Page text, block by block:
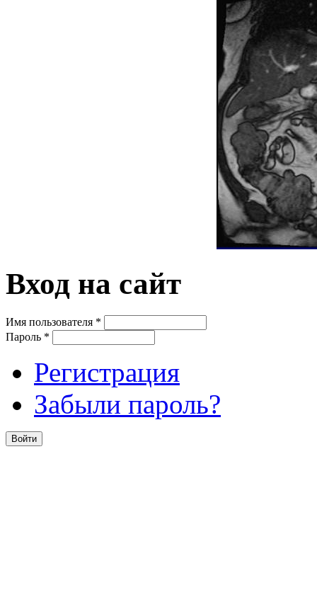
Вход на сайт
Имя пользователя *
Пароль *
Регистрация
Забыли пароль?